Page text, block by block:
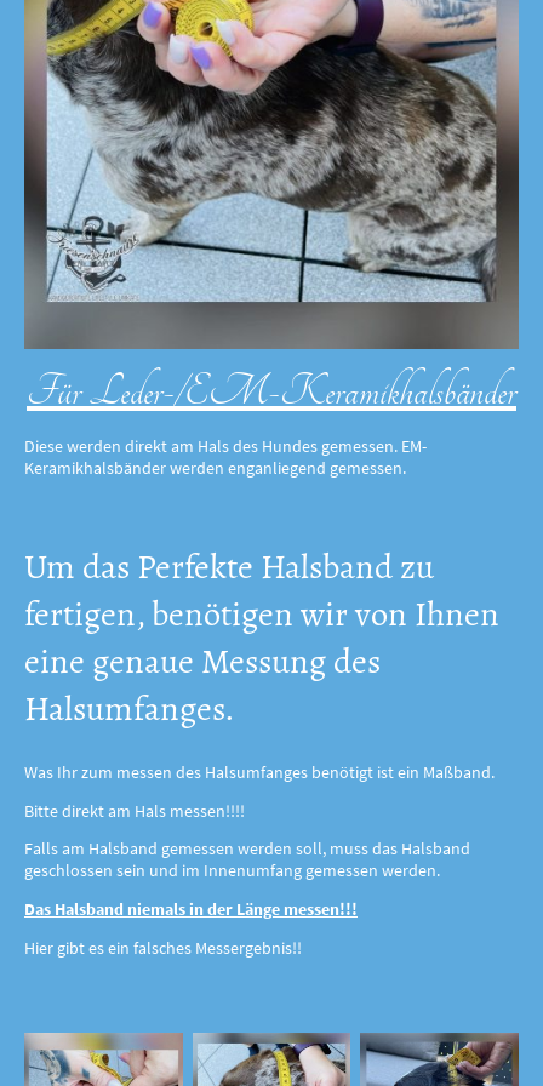
Für Leder-/EM-Keramikhalsbänder
Diese werden direkt am Hals des Hundes gemessen. EM-
Keramikhalsbänder werden enganliegend gemessen.
Um das Perfekte Halsband zu
fertigen, benötigen wir von Ihnen
eine genaue Messung des
Halsumfanges.
Was Ihr zum messen des Halsumfanges benötigt ist ein Maßband.
Bitte direkt am Hals messen!!!!
Falls am Halsband gemessen werden soll, muss das Halsband
geschlossen sein und im Innenumfang gemessen werden.
Das Halsband niemals in der Länge messen!!!
Hier gibt es ein falsches Messergebnis!!